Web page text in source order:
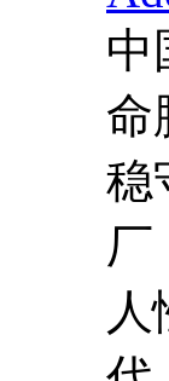
中
命
稳
厂